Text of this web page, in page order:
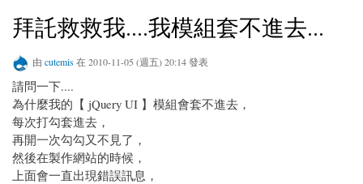
拜託救救我....我模組套不進去...
由 cutemis 在 2010-11-05 (週五) 20:14 發表
請問一下....
為什麼我的【 jQuery UI 】模組會套不進去，
每次打勾套進去，
再開一次勾勾又不見了，
然後在製作網站的時候，
上面會一直出現錯誤訊息，